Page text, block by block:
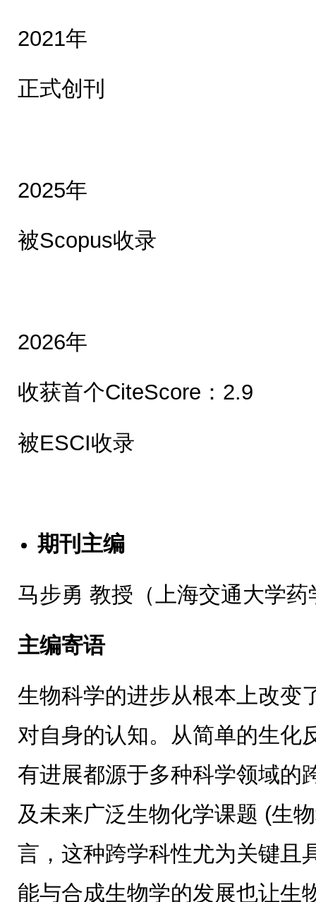
2021年
正式创刊
2025年
被Scopus收录
2026年
收获首个CiteScore：2.9
被ESCI收录
期刊主编
马步勇 教授（上海交通大学药
主编寄语
生物科学的进步从根本上改变
对自身的认知。从简单的生化
有进展都源于多种科学领域的
及未来广泛生物化学课题 (生
言，这种跨学科性尤为关键且
能与合成生物学的发展也让生